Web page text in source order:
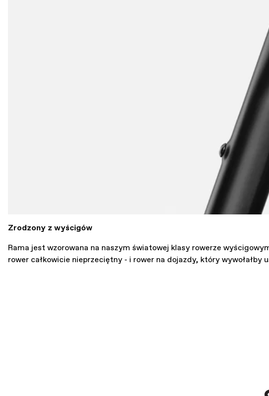
Zrodzony z wyścigów
Rama jest wzorowana na naszym światowej klasy rowerze
rower całkowicie nieprzeciętny - i rower na dojazdy, który wywołałby